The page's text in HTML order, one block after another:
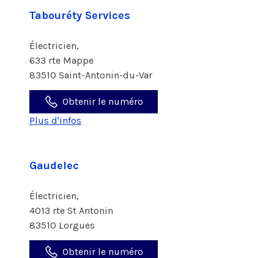
Tabouréty Services
Électricien,
633 rte Mappe
83510 Saint-Antonin-du-Var
Obtenir le numéro
Plus d'infos
Gaudelec
Électricien,
4013 rte St Antonin
83510 Lorgues
Obtenir le numéro